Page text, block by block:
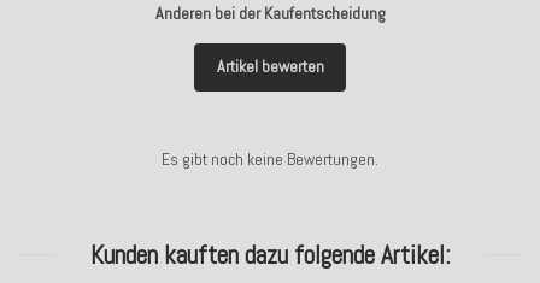
Anderen bei der Kaufentscheidung
Artikel bewerten
Es gibt noch keine Bewertungen.
Kunden kauften dazu folgende Artikel: